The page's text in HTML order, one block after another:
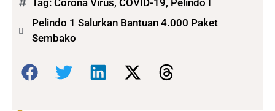
Pelindo 1 Salurkan Bantuan 4.000 Paket
Sembako
Bagikan: